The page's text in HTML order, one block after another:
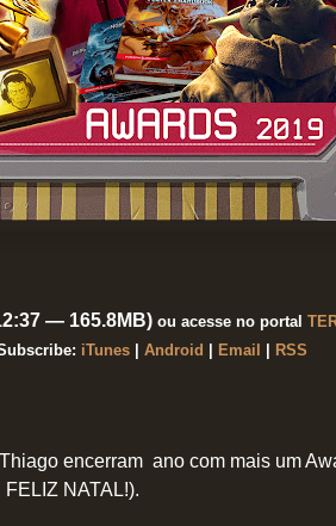
— 165.8MB) ou acesse no portal
iTunes| Android Email RSS
encerram ano com mais um
NATAL!).